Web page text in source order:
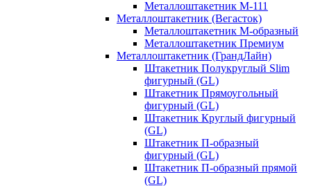
Металлоштакетник М-111
Металлоштакетник (Вегасток)
Металлоштакетник М-образный
Металлоштакетник Премиум
Металлоштакетник (ГрандЛайн)
Штакетник Полукруглый Slim
фигурный (GL)
Штакетник Прямоугольный
фигурный (GL)
Штакетник Круглый фигурный
(GL)
Штакетник П-образный
фигурный (GL)
Штакетник П-образный прямой
(GL)